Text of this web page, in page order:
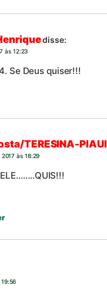
disse:
às 12:23
Se Deus quiser!!!
TERESINA-PIAUI
às 18:29